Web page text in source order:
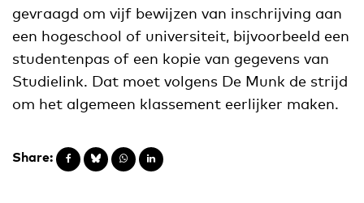
gevraagd om vijf bewijzen van inschrijving aan
een hogeschool of universiteit, bijvoorbeeld een
studentenpas of een kopie van gegevens van
Studielink. Dat moet volgens De Munk de strijd
om het algemeen klassement eerlijker maken.
Share: